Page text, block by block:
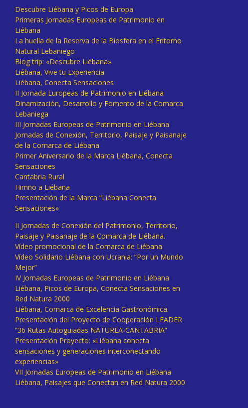
Descubre Liébana y Picos de Europa
Primeras Jornadas Europeas de Patrimonio en
Liébana
La huella de la Reserva de la Biosfera en el Entorno
Natural Lebaniego
Blog trip: «Descubre Liébana».
Liébana, Vive tu Experiencia
Liébana, Conecta Sensaciones
II Jornada Europeas de Patrimonio en Liébana
Dinamización, Desarrollo y Fomento de la Comarca
Lebaniega
III Jornadas Europeas de Patrimonio en Liébana
Jornadas de Conexión, Territorio, Paisaje y Paisanaje
de la Comarca de Liébana
Primer Aniversario de la Marca Liébana, Conecta
Sensaciones
Cantabria Rural
Himno a Liébana
Presentación de la Marca “Liébana Conecta
Sensaciones»
II Jornadas de Conexión del Patrimonio, Territorio,
Paisaje y Paisanaje de la Comarca de Liébana.
Vídeo promocional de la Comarca de Liébana
Vídeo Solidario Liébana con Ucrania: “Por un Mundo
Mejor”
IV Jornadas Europeas de Patrimonio en Liébana
Liébana, Picos de Europa, Conecta Sensaciones en
Red Natura 2000
Liébana, Comarca de Excelencia Gastronómica.
Presentación del Proyecto de Cooperación LEADER
“36 Rutas Autoguiadas NATUREA-CANTABRIA”
Presentación Proyecto: «Liébana conecta
sensaciones y generaciones interconectando
experiencias»
VII Jornadas Europeas de Patrimonio en Liébana
Liébana, Paisajes que Conectan en Red Natura 2000